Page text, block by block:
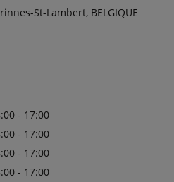
St-Lambert, BELGIQUE
- 17:00
- 17:00
- 17:00
- 17:00